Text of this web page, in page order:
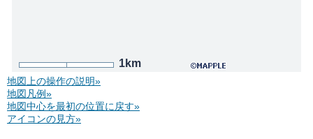
1km
地図上の操作の説明»
地図凡例»
地図中心を最初の位置に戻す»
アイコンの見方»